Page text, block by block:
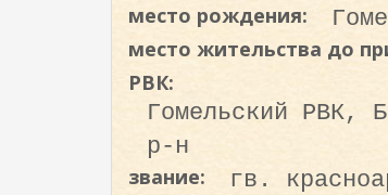
место рождения:
место жительства до
РВК:
Гомельский РВК,
р-н
звание: гв.